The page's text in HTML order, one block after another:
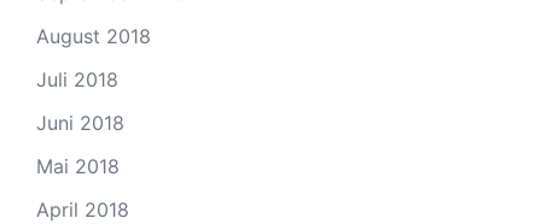
August 2018
Juli 2018
Juni 2018
Mai 2018
April 2018